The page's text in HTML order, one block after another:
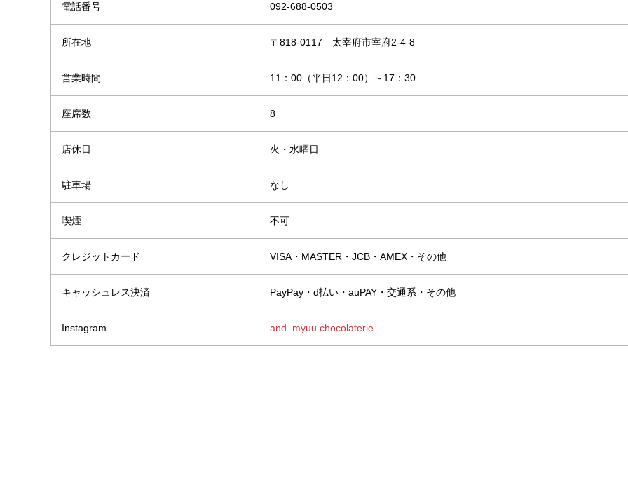
電話番号 092-688-0503
所在地 〒818-0117 太宰府市宰府2-4-8
営業時間 11：00（平日12：00）～17：30
座席数 8
店休日 火・水曜日
駐車場 なし
喫煙 不可
クレジットカード VISA・MASTER・JCB・AMEX・その他
キャッシュレス決済 PayPay・d払い・auPAY・交通系・その他
Instagram and_myuu.chocolaterie